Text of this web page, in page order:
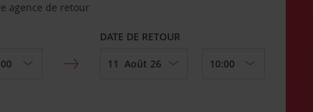
agence de retour
DATE DE RETOUR